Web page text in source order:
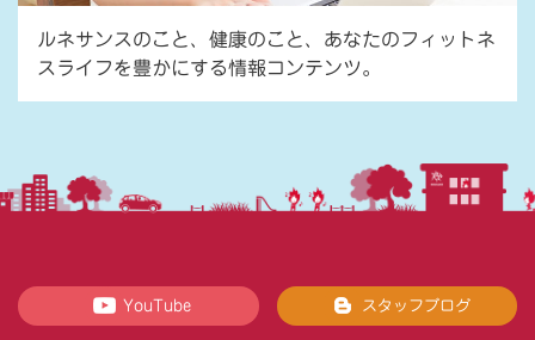
ルネサンスのこと、健康のこと、あなたのフィットネ
スライフを豊かにする情報コンテンツ。
YouTube スタッフブログ